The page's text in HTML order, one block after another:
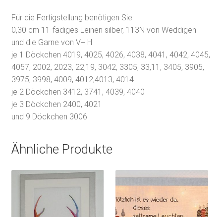
Für die Fertigstellung benötigen Sie:
0,30 cm 11-fädiges Leinen silber, 113N von Weddigen
und die Garne von V+ H
je 1 Döckchen 4019, 4025, 4026, 4038, 4041, 4042, 4045,
4057, 2002, 2023, 22,19, 3042, 3305, 33,11, 3405, 3905,
3975, 3998, 4009, 4012,4013, 4014
je 2 Döckchen 3412, 3741, 4039, 4040
je 3 Döckchen 2400, 4021
und 9 Döckchen 3006
Ähnliche Produkte